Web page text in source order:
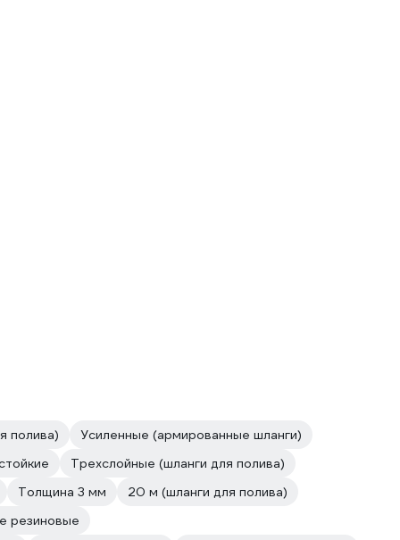
полива)
Усиленные (армированные шланги)
Трехслойные (шланги для полива)
Толщина 3 мм
20 м (шланги для полива)
резиновые